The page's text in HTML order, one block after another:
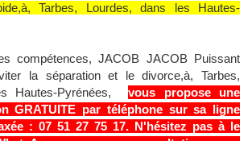
Tarbes, Lourdes, dans les Hautes-
compétences, JACOB JACOB Puissant
la séparation et le divorce,à, Tarbes,
Hautes-Pyrénées,vous propose une
GRATUITE par téléphone sur sa ligne
: 07 51 27 75 17. N'hésitez pas à le